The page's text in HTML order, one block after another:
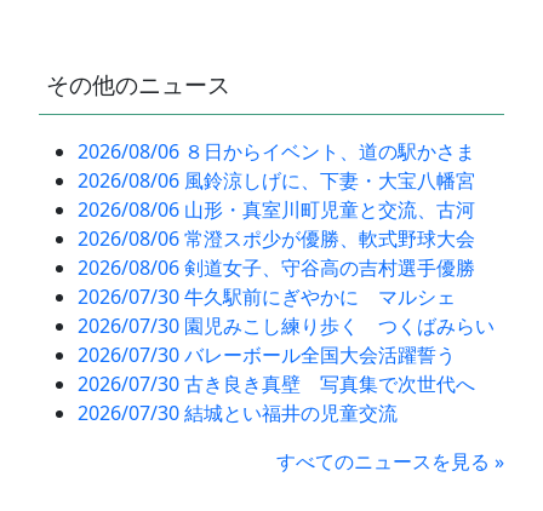
その他のニュース
2026/08/06 ８日からイベント、道の駅かさま
2026/08/06 風鈴涼しげに、下妻・大宝八幡宮
2026/08/06 山形・真室川町児童と交流、古河
2026/08/06 常澄スポ少が優勝、軟式野球大会
2026/08/06 剣道女子、守谷高の吉村選手優勝
2026/07/30 牛久駅前にぎやかに マルシェ
2026/07/30 園児みこし練り歩く つくばみらい
2026/07/30 バレーボール全国大会活躍誓う
2026/07/30 古き良き真壁 写真集で次世代へ
2026/07/30 結城とい福井の児童交流
すべてのニュースを見る »